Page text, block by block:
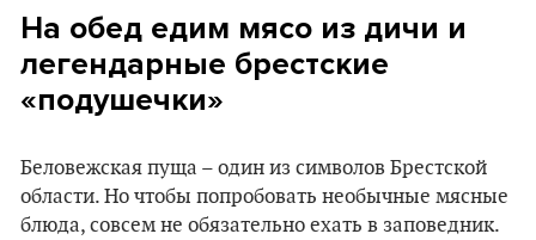
На обед едим мясо из дичи и
легендарные брестские
«подушечки»
Беловежская пуща – один из символов Брестской
области. Но чтобы попробовать необычные мясные
блюда, совсем не обязательно ехать в заповедник.